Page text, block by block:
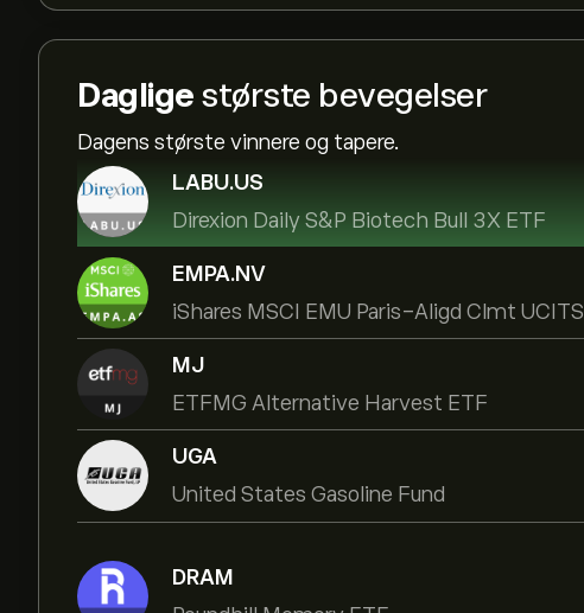
Daglige største bevegelser
Dagens største vinnere og tapere.
LABU.US
Direxion Daily S&P Biotech Bull 3X ETF
EMPA.NV
iShares MSCI EMU Paris-Aligd Clmt UCITS
MJ
ETFMG Alternative Harvest ETF
UGA
United States Gasoline Fund
DRAM